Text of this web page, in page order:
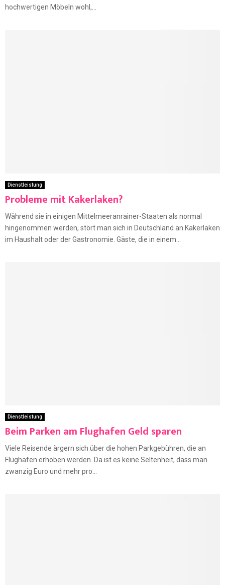
hochwertigen Möbeln wohl,...
Dienstleistung
Probleme mit Kakerlaken?
Während sie in einigen Mittelmeeranrainer-Staaten als normal
hingenommen werden, stört man sich in Deutschland an Kakerlaken
im Haushalt oder der Gastronomie. Gäste, die in einem...
Dienstleistung
Beim Parken am Flughafen Geld sparen
Viele Reisende ärgern sich über die hohen Parkgebühren, die an
Flughäfen erhoben werden. Da ist es keine Seltenheit, dass man
zwanzig Euro und mehr pro...